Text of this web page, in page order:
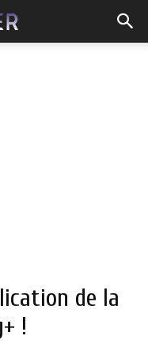
de la
!